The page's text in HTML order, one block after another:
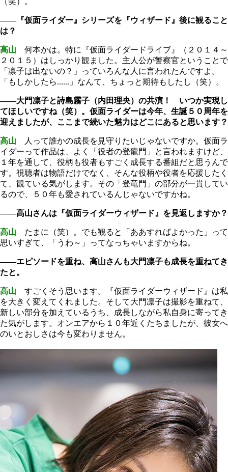
――『仮面ライダー』シリーズを『ウィザード』後に観ること
は？
高山 何本かは。特に『仮面ライダードライブ』（２０１４～
２０１５）はしっかり観ました。主人公が警察官ということで
「凛子は出ないの？」っていろんな人に言われたんですよ。
「もしかしたら......」なんて、ちょっと期待もしたし（笑）。
――大門凛子と詩島霧子（内田理央）の共演！ いつか実現し
てほしいですね（笑）。仮面ライダーは今年、生誕５０周年を
迎えましたが、ここまで続いた魅力はどこにあると思います？
高山
人って誰かの成長を見守りたいじゃないですか。仮面ラ
イダーって作品は、よく「役者の登龍門」と言われますけど、
１年を通して、役柄も役者もすごく成長する番組だと思うんで
す。視聴者は物語だけでなく、そんな役柄や役者を応援したく
て、観ている気がします。その「登竜門」の部分が一貫してい
るので、５０年も愛されているんじゃないですかね。
――高山さんは『仮面ライダーウィザード』を見返しますか？
高山 たまに（笑）。でも観ると「ああすればよかった」って
思いすぎて、「うわ～」ってなっちゃいますからね。
――エピソードを重ね、高山さんも大門凛子も成長を重ねてき
たと。
高山 すごくそう思います。『仮面ライダーウィザード』は私
を大きく変えてくれました。そして大門凛子は撮影を重ねて、
新しい部分を加えているうち、成長しながら私自身に寄ってき
た気がします。オンエアから１０年近くたちましたが、彼女へ
のいとおしさは今も変わりません。